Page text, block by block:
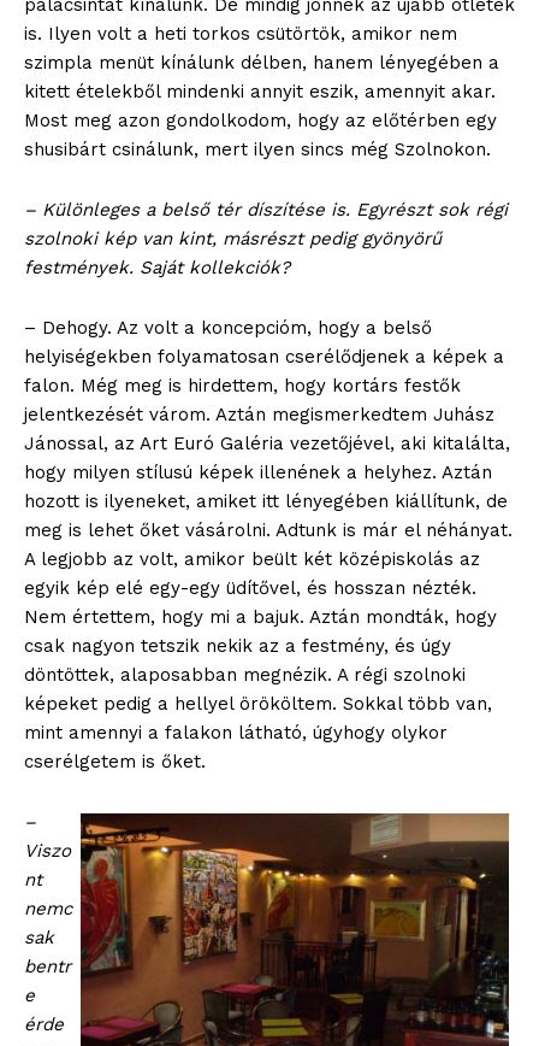
palacsintát kínálunk. De mindig jönnek az újabb ötletek
is. Ilyen volt a heti torkos csütörtök, amikor nem
szimpla menüt kínálunk délben, hanem lényegében a
kitett ételekből mindenki annyit eszik, amennyit akar.
Most meg azon gondolkodom, hogy az előtérben egy
shusibárt csinálunk, mert ilyen sincs még Szolnokon.
– Különleges a belső tér díszítése is. Egyrészt sok régi
szolnoki kép van kint, másrészt pedig gyönyörű
festmények. Saját kollekciók?
– Dehogy. Az volt a koncepcióm, hogy a belső
helyiségekben folyamatosan cserélődjenek a képek a
falon. Még meg is hirdettem, hogy kortárs festők
jelentkezését várom. Aztán megismerkedtem Juhász
Jánossal, az Art Euró Galéria vezetőjével, aki kitalálta,
hogy milyen stílusú képek illenének a helyhez. Aztán
hozott is ilyeneket, amiket itt lényegében kiállítunk, de
meg is lehet őket vásárolni. Adtunk is már el néhányat.
A legjobb az volt, amikor beült két középiskolás az
egyik kép elé egy-egy üdítővel, és hosszan nézték.
Nem értettem, hogy mi a bajuk. Aztán mondták, hogy
csak nagyon tetszik nekik az a festmény, és úgy
döntöttek, alaposabban megnézik. A régi szolnoki
képeket pedig a hellyel örököltem. Sokkal több van,
mint amennyi a falakon látható, úgyhogy olykor
cserélgetem is őket.
–
Viszo
nt
nemc
sak
bentr
e
érde